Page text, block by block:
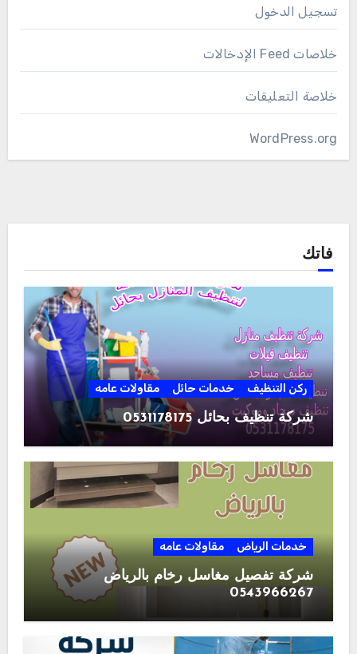
تسجيل الدخول
خلاصات Feed الإدخالات
خلاصة التعليقات
WordPress.org
فاتك
ركن التنظيف خدمات حائل مقاولات عامه
شركة تنظيف بحائل 0531178175
خدمات الرياض مقاولات عامه
شركة تفصيل مغاسل رخام بالرياض
0543966267